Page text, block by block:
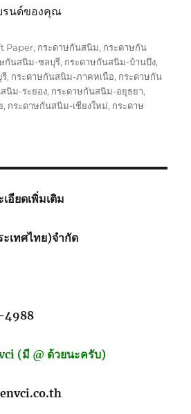
รนด์ของคุณ
Paper, กระดาษกันสนิม, กระดาษกัน
กันสนิม-ชลบุรี, กระดาษกันสนิม-บ้านบึง,
รี, กระดาษกันสนิม-ภาคหเนือ, กระดาษกัน
นิม-ระยอง, กระดาษกันสนิม-อยุธยา,
, กระดาษกันสนิม-เชียงใหม่, กระดาษ
อียดเพิ่มเติม
เทศไทย)จำกัด
4988
(มี @ ด้วยนะครับ)